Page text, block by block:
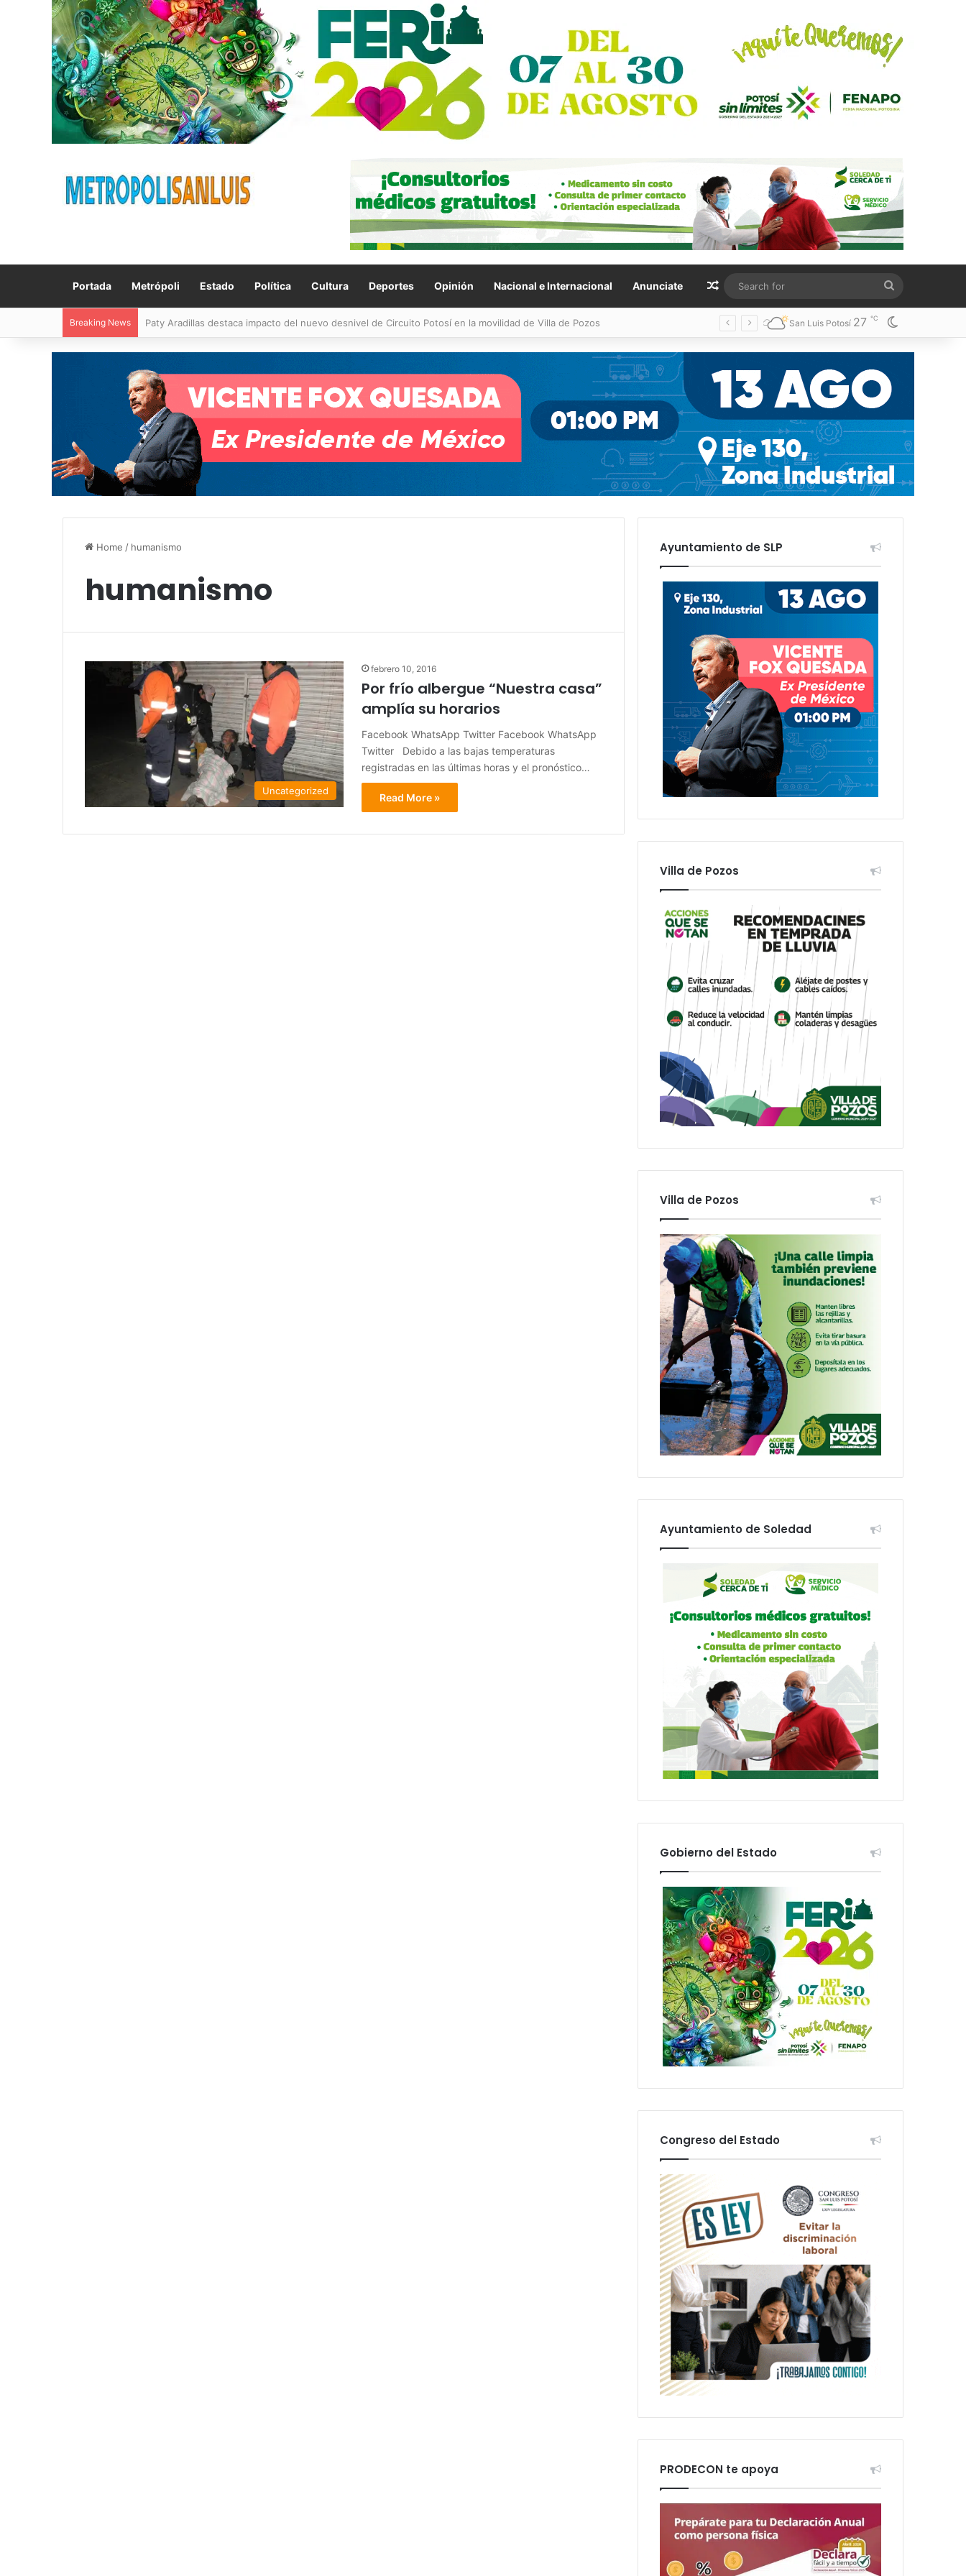
Portada Metrópoli Estado Política Cultura Deportes Opinión Nacional e Internacional Anunciate Random Article
for
Breaking News Villa de Pozos reporta reducción del 50 % en incendios forestales y de pastizales San Luis Potosí 27 ℃
Home / humanismo
humanismo
Uncategorized
febrero 10, 2016
Por frío albergue “Nuestra casa”
amplía su horarios
Facebook WhatsApp Twitter Facebook WhatsApp
Twitter Debido a las bajas temperaturas
registradas en las últimas horas y el pronóstico…
Read More »
Ayuntamiento de SLP
Villa de Pozos
Villa de Pozos
Ayuntamiento de Soledad
Gobierno del Estado
Congreso del Estado
PRODECON te apoya